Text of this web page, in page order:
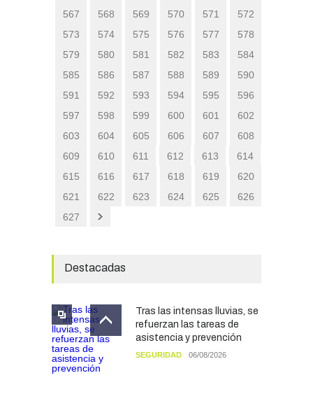
567
568 569 570 571
572
573
574 575 576 577
578
579
580 581 582 583
584
585
586 587 588 589
590
591
592 593 594 595
596
597
598 599 600 601
602
603
604 605 606 607
608
609
610 611 612 613
614
615
616 617 618 619
620
621
622 623 624 625
626
627
Destacadas
Tras las intensas lluvias, se
refuerzan las tareas de
asistencia y prevención
SEGURIDAD 06/08/2026